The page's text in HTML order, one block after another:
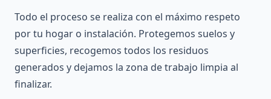
Todo el proceso se realiza con el máximo respeto
por tu hogar o instalación. Protegemos suelos y
superficies, recogemos todos los residuos
generados y dejamos la zona de trabajo limpia al
finalizar.